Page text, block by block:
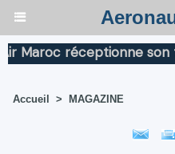
réceptionne son
Accueil > MAGAZINE